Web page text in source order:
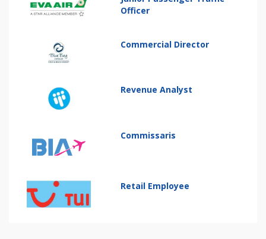
Officer
Commercial Director
Revenue Analyst
Commissaris
Retail Employee